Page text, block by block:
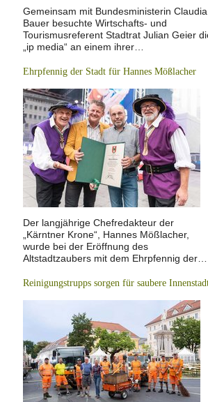
Gemeinsam mit Bundesministerin Claudia
Bauer besuchte Wirtschafts- und
Tourismusreferent Stadtrat Julian Geier
„ip media“ an einem ihrer…
Ehrpfennig der Stadt für Hannes Mößlacher
Der langjährige Chefredakteur der
„Kärntner Krone“, Hannes Mößlacher,
wurde bei der Eröffnung des
Altstadtzaubers mit dem Ehrpfennig der…
Reinigungstrupps sorgen für saubere